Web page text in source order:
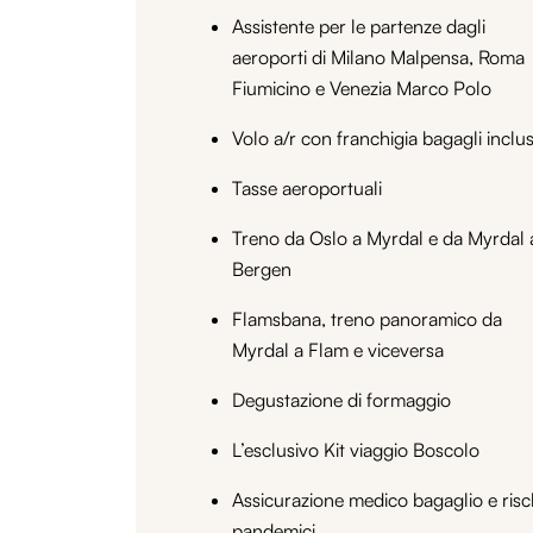
Assistente per le partenze dagli
aeroporti di Milano Malpensa, Roma
Fiumicino e Venezia Marco Polo
Volo a/r con franchigia bagagli
Tasse aeroportuali
Treno da Oslo a Myrdal e da Myrdal
Bergen
Flamsbana, treno panoramico da
Myrdal a Flam e viceversa
Degustazione di formaggio
L’esclusivo Kit viaggio Boscolo
Assicurazione medico bagaglio e